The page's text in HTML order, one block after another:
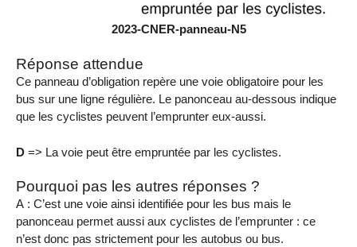
2023-CNER-panneau-N5
Réponse attendue
Ce panneau d’obligation repère une voie obligatoire pour les
bus sur une ligne régulière. Le panonceau au-dessous indique
que les cyclistes peuvent l’emprunter eux-aussi.
D => La voie peut être empruntée par les cyclistes.
Pourquoi pas les autres réponses ?
A : C’est une voie ainsi identifiée pour les bus mais le
panonceau permet aussi aux cyclistes de l’emprunter : ce
n’est donc pas strictement pour les autobus ou bus.